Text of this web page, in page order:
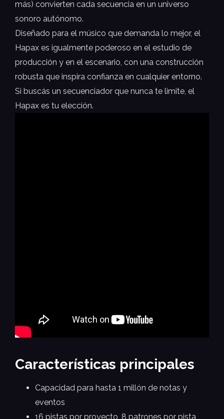
más) convierten cada secuencia en un universo
sonoro autónomo.
Diseñado para el músico que demanda lo mejor, el
Hapax es igualmente poderoso en el estudio de
producción y en el escenario, con una construcción
robusta que inspira confianza en cualquier entorno.
Si buscás un secuenciador que nunca te limite, el
Hapax es tu elección.
Características principales
Capacidad para hasta 1 millón de notas y
eventos
16 pistas por proyecto, 8 patrones por pista